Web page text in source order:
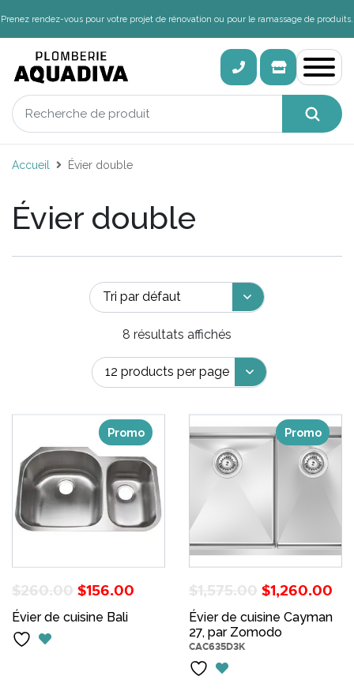
Prenez rendez-vous pour votre projet de rénovation ou pour le ramassage de produits.
Accueil Évier double
Évier double
8 résultats affichés
Promo
$260.00 Le
prix
$156.00
$156.00.
Évier de cuisine Bali
Promo
$1,575.00 Le
prix
initial
$1,260.00
Évier de cuisine Cayman
27, par Zomodo
CAC635D3K